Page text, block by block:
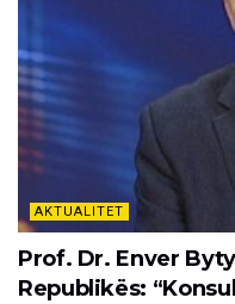
AKTUALITET
Prof. Dr. Enver
Republikës: